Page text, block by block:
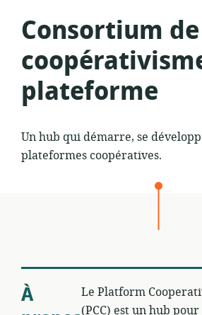
Consortium de
plateforme
Un hub qui démarre, se
plateformes coopératives.
À
Le Platform
(PCC) est un hub